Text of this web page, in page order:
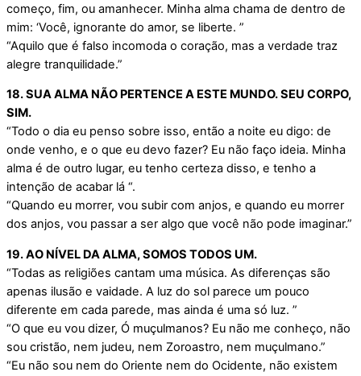
começo, fim, ou amanhecer. Minha alma chama de dentro de
mim: ‘Você, ignorante do amor, se liberte. ”
“Aquilo que é falso incomoda o coração, mas a verdade traz
alegre tranquilidade.”
18. SUA ALMA NÃO PERTENCE A ESTE MUNDO. SEU CORPO,
SIM.
“Todo o dia eu penso sobre isso, então a noite eu digo: de
onde venho, e o que eu devo fazer? Eu não faço ideia. Minha
alma é de outro lugar, eu tenho certeza disso, e tenho a
intenção de acabar lá “.
“Quando eu morrer, vou subir com anjos, e quando eu morrer
dos anjos, vou passar a ser algo que você não pode imaginar.”
19. AO NÍVEL DA ALMA, SOMOS TODOS UM.
“Todas as religiões cantam uma música. As diferenças são
apenas ilusão e vaidade. A luz do sol parece um pouco
diferente em cada parede, mas ainda é uma só luz. ”
“O que eu vou dizer, Ó muçulmanos? Eu não me conheço, não
sou cristão, nem judeu, nem Zoroastro, nem muçulmano.”
“Eu não sou nem do Oriente nem do Ocidente, não existem